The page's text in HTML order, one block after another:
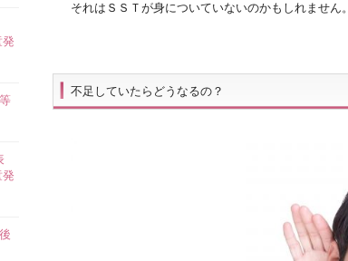
それはＳＳＴが身についていないのかもしれません。
不足していたらどうなるの？
発
発